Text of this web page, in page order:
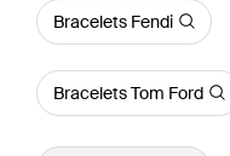
Bracelets Fendi
Bracelets Tom Ford